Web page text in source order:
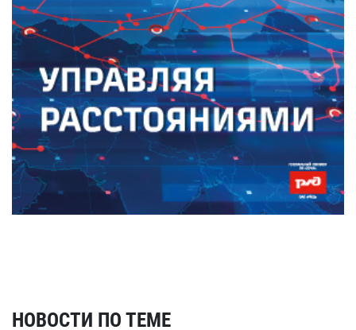
НОВОСТИ ПО ТЕМЕ